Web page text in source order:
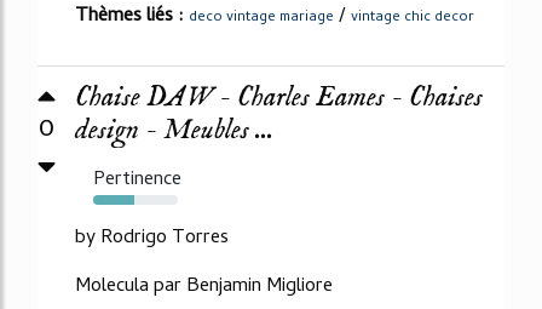
Thèmes liés : deco vintage mariage / vintage chic decor
0
Chaise DAW - Charles Eames - Chaises
design - Meubles ...
Pertinence
49%
by Rodrigo Torres
Molecula par Benjamin Migliore